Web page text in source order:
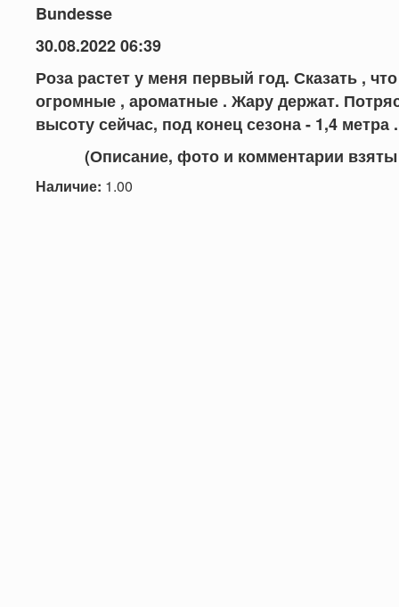
Bundesse
30.08.2022 06:39
Роза растет у меня первый год. Сказать ,
огромные , ароматные . Жару держат.
высоту сейчас, под конец сезона - 1,4 метра .
(Описание, фото и комментарии взяты
Наличие: 1.00